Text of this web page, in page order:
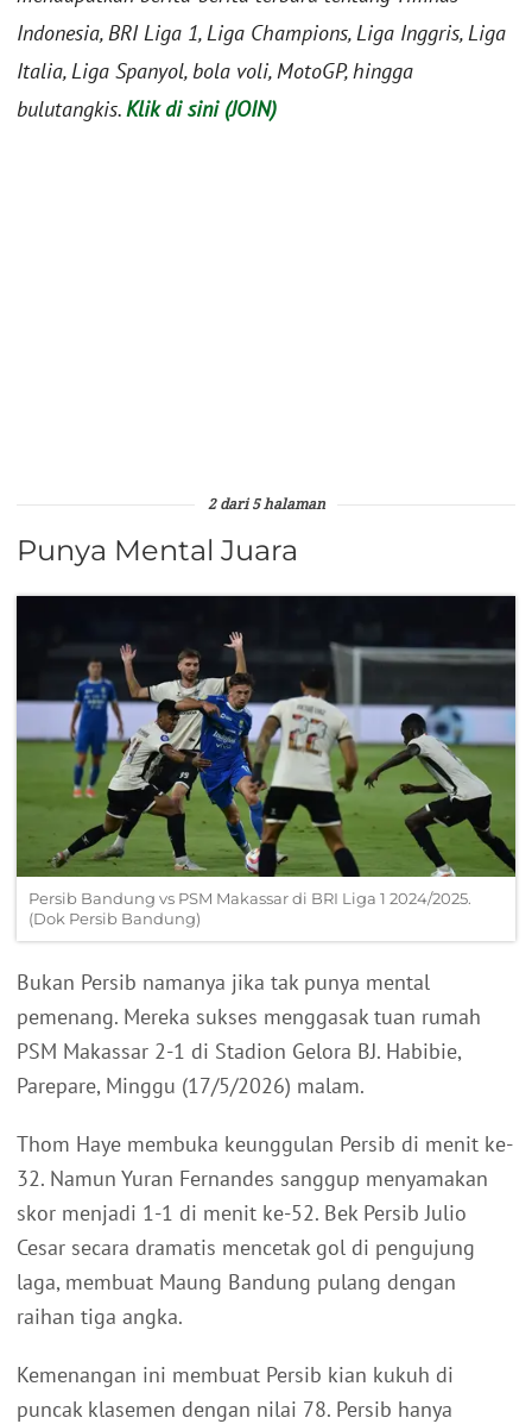
Indonesia, BRI Liga 1, Liga Champions, Liga Inggris, Liga
Italia, Liga Spanyol, bola voli, MotoGP, hingga
bulutangkis.Klik di sini (JOIN)
2 dari 5 halaman
Punya Mental Juara
Persib Bandung vs PSM Makassar di BRI Liga 1 2024/2025.
(Dok Persib Bandung)
Bukan Persib namanya jika tak punya mental
pemenang. Mereka sukses menggasak tuan rumah
PSM Makassar 2-1 di Stadion Gelora BJ. Habibie,
Parepare, Minggu (17/5/2026) malam.
Thom Haye membuka keunggulan Persib di menit ke-
32. Namun Yuran Fernandes sanggup menyamakan
skor menjadi 1-1 di menit ke-52. Bek Persib Julio
Cesar secara dramatis mencetak gol di pengujung
laga, membuat Maung Bandung pulang dengan
raihan tiga angka.
Kemenangan ini membuat Persib kian kukuh di
puncak klasemen dengan nilai 78. Persib hanya